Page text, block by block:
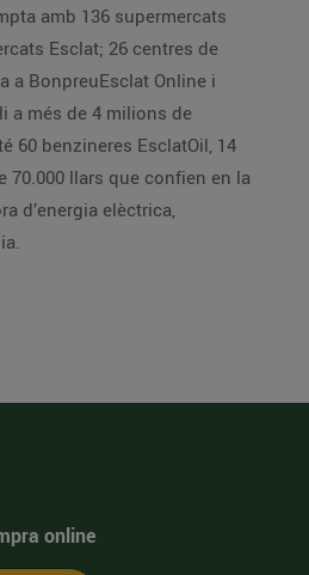
amb 136 supermercats
Esclat; 26 centres de
a BonpreuEsclat Online i
a més de 4 milions de
60 benzineres EsclatOil, 14
70.000 llars que confien en la
d’energia elèctrica,
online